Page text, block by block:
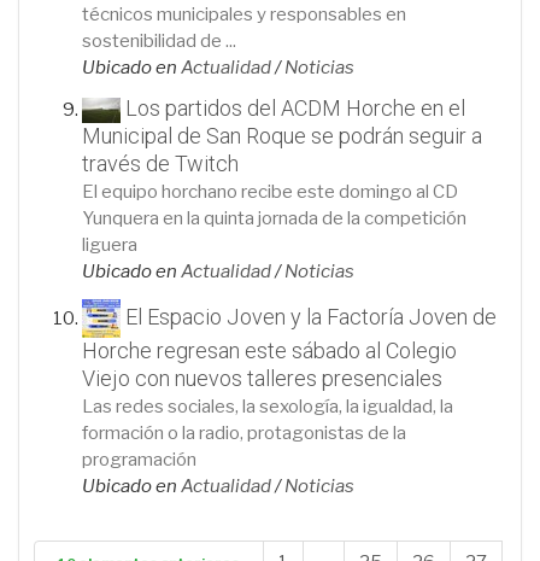
técnicos municipales y responsables en
sostenibilidad de ...
Ubicado en Actualidad/Noticias
Los partidos del ACDM Horche en el
Municipal de San Roque se podrán seguir a
través de Twitch
El equipo horchano recibe este domingo al CD
Yunquera en la quinta jornada de la competición
liguera
Ubicado en Actualidad/Noticias
El Espacio Joven y la Factoría Joven de
Horche regresan este sábado al Colegio
Viejo con nuevos talleres presenciales
Las redes sociales, la sexología, la igualdad, la
formación o la radio, protagonistas de la
programación
Ubicado en Actualidad/Noticias